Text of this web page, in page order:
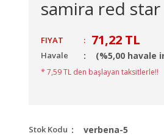
samira red star
FIYAT : 71,22 TL
Havale (%5,00 havale
* 7,59 TL den başlayan taksitlerle!!
Stok Kodu verbena-5